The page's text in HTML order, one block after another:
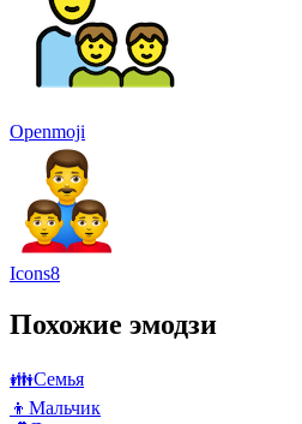
Openmoji
Icons8
Похожие эмодзи
👪Семья
👦 Мальчик